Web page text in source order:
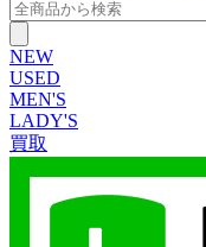
NEW
USED
MEN'S
LADY'S
買取